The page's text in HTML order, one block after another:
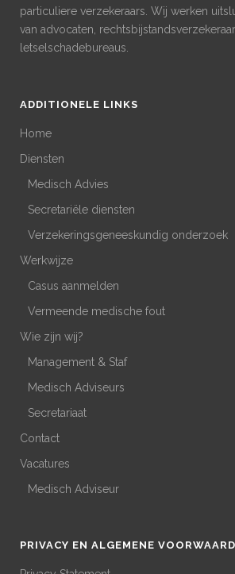
particuliere verzekeraars. Wij werken
van advocaten,
letselschadebureaus.
ADDITIONELE LINKS
Home
Diensten
Medisch Advies
Secretariële diensten
Verzekeringsgeneeskundig onderzoek
Werkwijze
Casus aanmelden
Vermeende medische fout
Wie zijn wij?
Management & Staf
Medisch Adviseurs
Secretariaat
Contact
Vacatures
Medisch Adviseur
PRIVACY EN ALGEMENE